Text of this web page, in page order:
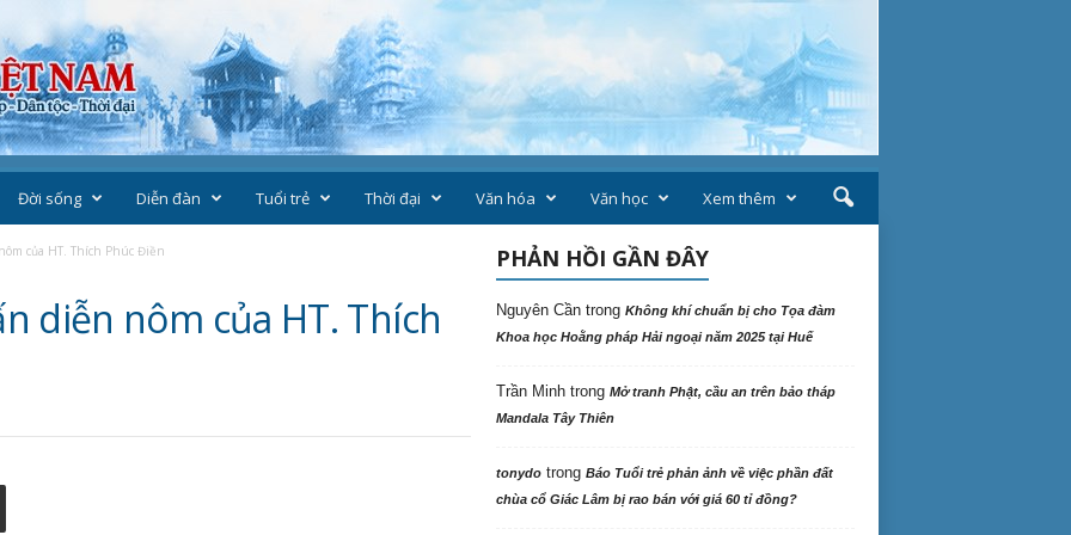
Đời sống Diễn đàn Tuổi trẻ Thời đại Văn hóa Văn học Xem thêm
của HT. Thích Phúc Điền
diễn nôm của HT. Thích
PHẢN HỒI GẦN ĐÂY
Nguyên Cầntrong Không khí chuẩn bị cho Tọa đàm
Khoa học Hoằng pháp Hải ngoại năm 2025 tại Huế
Trần Minhtrong Mở tranh Phật, cầu an trên bảo tháp
Mandala Tây Thiên
tonydotrong Báo Tuổi trẻ phản ảnh về việc phần đất
chùa cổ Giác Lâm bị rao bán với giá 60 tỉ đồng?